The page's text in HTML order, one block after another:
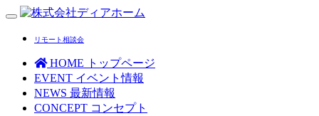
Toggle
リモート相談会
HOME
トップページ
EVENT イベント情報
NEWS 最新情報
CONCEPT コンセプト